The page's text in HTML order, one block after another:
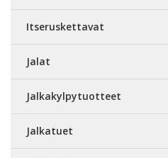
Itseruskettavat
Jalat
Jalkakylpytuotteet
Jalkatuet